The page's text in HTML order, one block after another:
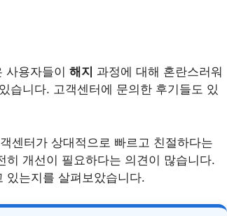
사용자들이 해지 과정에 대해 혼란스러워
습니다. 고객센터에 문의한 후기들도 있
센터가 상대적으로 빠르고 친절하다는
개선이 필요하다는 의견이 많습니다.
있는지를 살펴보았습니다.